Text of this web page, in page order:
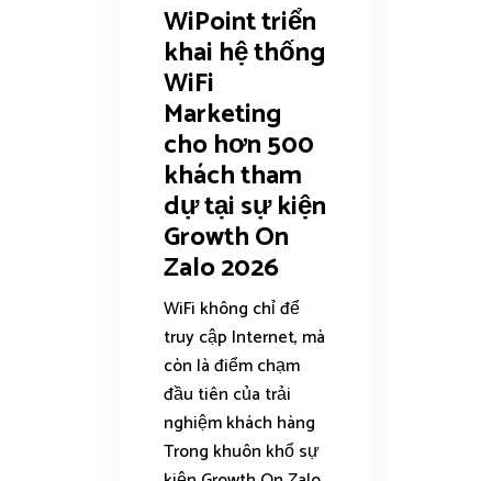
WiPoint triển
khai hệ thống
WiFi
Marketing
cho hơn 500
khách tham
dự tại sự kiện
Growth On
Zalo 2026
WiFi không chỉ để
truy cập Internet, mà
còn là điểm chạm
đầu tiên của trải
nghiệm khách hàng
Trong khuôn khổ sự